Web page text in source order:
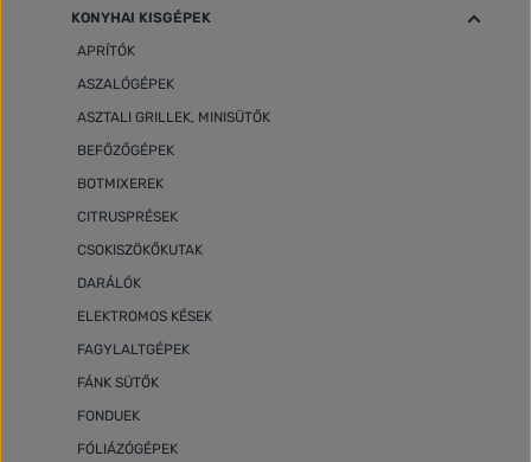
KONYHAI KISGÉPEK
APRÍTÓK
ASZALÓGÉPEK
ASZTALI GRILLEK, MINISÜTŐK
BEFŐZŐGÉPEK
BOTMIXEREK
CITRUSPRÉSEK
CSOKISZÖKŐKUTAK
DARÁLÓK
ELEKTROMOS KÉSEK
FAGYLALTGÉPEK
FÁNK SÜTŐK
FONDUEK
FÓLIÁZÓGÉPEK